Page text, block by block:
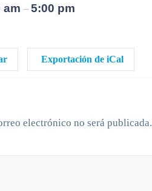
am – 5:00 pm
Exportación de iCal
electrónico no será publicada.